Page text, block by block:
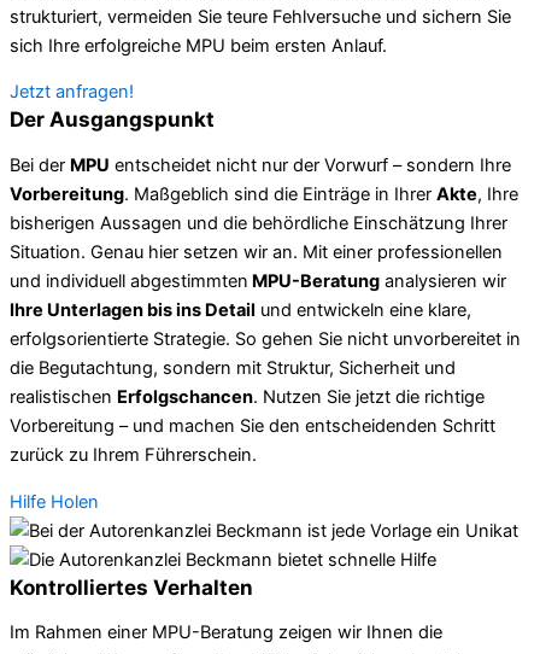
strukturiert, vermeiden Sie teure Fehlversuche und sichern Sie
sich Ihre erfolgreiche MPU beim ersten Anlauf.
Jetzt anfragen!
Der Ausgangspunkt
Bei der MPU entscheidet nicht nur der Vorwurf – sondern Ihre
Vorbereitung. Maßgeblich sind die Einträge in Ihrer Akte, Ihre
bisherigen Aussagen und die behördliche Einschätzung Ihrer
Situation. Genau hier setzen wir an. Mit einer professionellen
und individuell abgestimmten MPU-Beratung analysieren wir
Ihre Unterlagen bis ins Detail und entwickeln eine klare,
erfolgsorientierte Strategie. So gehen Sie nicht unvorbereitet in
die Begutachtung, sondern mit Struktur, Sicherheit und
realistischen Erfolgschancen. Nutzen Sie jetzt die richtige
Vorbereitung – und machen Sie den entscheidenden Schritt
zurück zu Ihrem Führerschein.
Hilfe Holen
Kontrolliertes Verhalten
Im Rahmen einer MPU-Beratung zeigen wir Ihnen die